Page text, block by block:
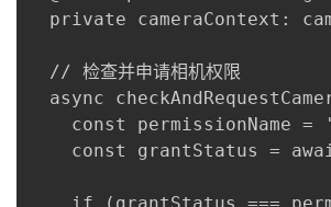
private cameraContext:
  // 检查并申请相机权限
async
const permissionName =
const grantStatus =